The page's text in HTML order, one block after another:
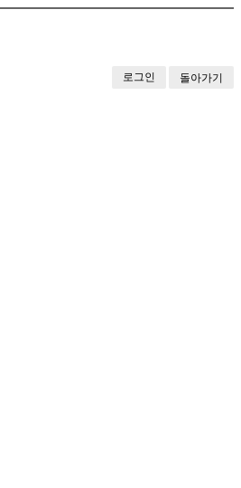
로그인 돌아가기